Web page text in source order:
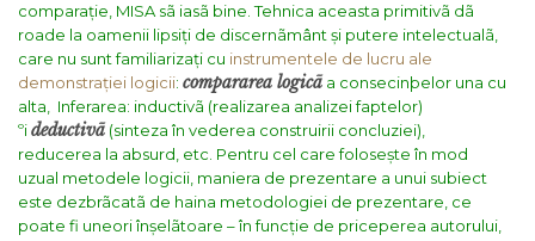
comparație, MISA sã iasã bine. Tehnica aceasta primitivã dã
roade la oamenii lipsiți de discernãmânt și putere intelectualã,
care nu sunt familiarizați cu instrumentele de lucru ale
demonstrației logicii: compararea logicã a consecinþelor una cu
alta, Inferarea: inductivã (realizarea analizei faptelor)
ºideductivã (sinteza în vederea construirii concluziei),
reducerea la absurd, etc. Pentru cel care folosește în mod
uzual metodele logicii, maniera de prezentare a unui subiect
este dezbrãcatã de haina metodologiei de prezentare, ce
poate fi uneori înșelãtoare – în funcție de priceperea autorului,